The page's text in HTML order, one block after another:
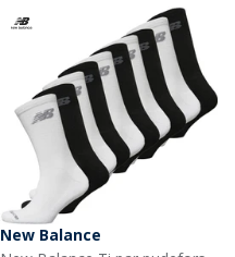
New Balance